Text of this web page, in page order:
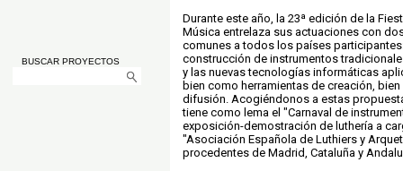
BUSCAR PROYECTOS
Durante este año, la 23ª edición de la
Música entrelaza sus actuaciones con
comunes a todos los países
construcción de instrumentos
y las nuevas tecnologías informáticas
bien como herramientas de creación,
difusión. Acogiéndonos a estas
tiene como lema el "Carnaval de
exposición-demostración de luthería a
"Asociación Española de Luthiers y
procedentes de Madrid, Cataluña y